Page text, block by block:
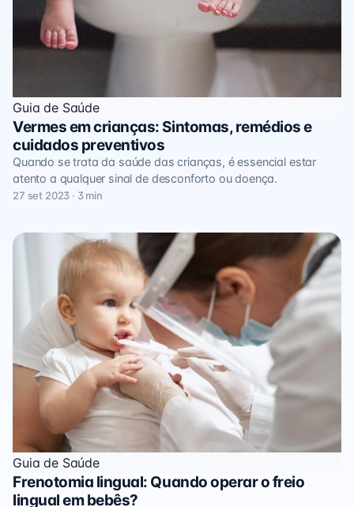
Guia de Saúde
Vermes em crianças: Sintomas, remédios e
cuidados preventivos
Quando se trata da saúde das crianças, é essencial estar
atento a qualquer sinal de desconforto ou doença.
27 set 2023 · 3 min
Guia de Saúde
Frenotomia lingual: Quando operar o freio
lingual em bebês?